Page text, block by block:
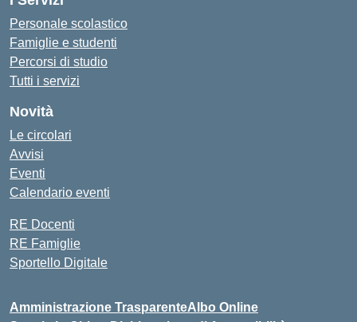
Personale scolastico
Famiglie e studenti
Percorsi di studio
Tutti i servizi
Novità
Le circolari
Avvisi
Eventi
Calendario eventi
RE Docenti
RE Famiglie
Sportello Digitale
Amministrazione TrasparenteAlbo Online